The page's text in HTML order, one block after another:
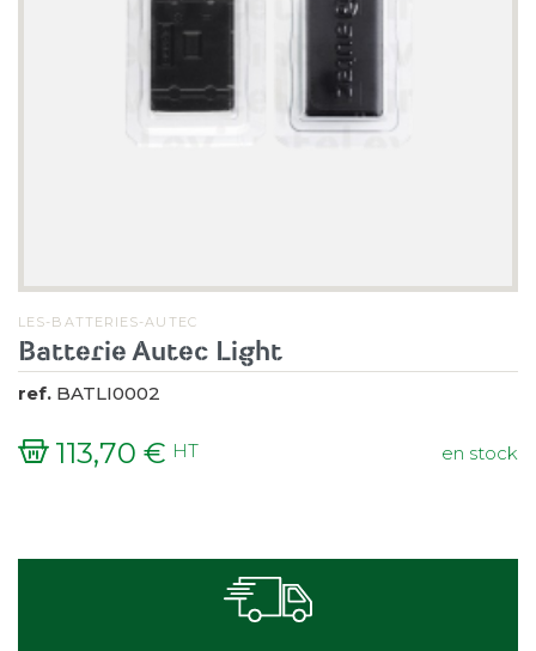
LES-BATTERIES-AUTEC
Batterie Autec Light
ref. BATLI0002
Prix
113,70 € HT en stock